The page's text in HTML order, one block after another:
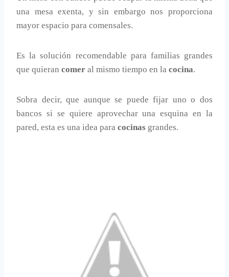
una mesa exenta, y sin embargo nos proporciona
mayor espacio para comensales.
Es la solución recomendable para familias grandes
que quieran comer al mismo tiempo en la cocina.
Sobra decir, que aunque se puede fijar uno o dos
bancos si se quiere aprovechar una esquina en la
pared, esta es una idea para cocinas grandes.